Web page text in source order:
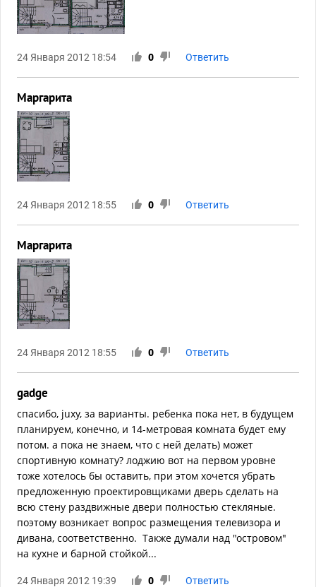
24 Января 2012 18:54 0 Ответить
Маргарита
24 Января 2012 18:55 0 Ответить
Маргарита
24 Января 2012 18:55 0 Ответить
gadge
спасибо, juxy, за варианты. ребенка пока нет, в будущем
планируем, конечно, и 14-метровая комната будет ему
потом. а пока не знаем, что с ней делать) может
спортивную комнату? лоджию вот на первом уровне
тоже хотелось бы оставить, при этом хочется убрать
предложенную проектировщиками дверь сделать на
всю стену раздвижные двери полностью стекляные.
поэтому возникает вопрос размещения телевизора и
дивана, соответственно. Также думали над "островом"
на кухне и барной стойкой...
24 Января 2012 19:39 0 Ответить